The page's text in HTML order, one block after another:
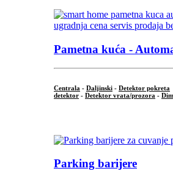
Pametna kuća -
Centrala - Daljinski - Detektor pokreta
detektor - Detektor vrata/prozora -
Parking barijere